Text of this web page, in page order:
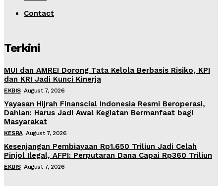
Contact
Terkini
MUI dan AMREI Dorong Tata Kelola Berbasis Risiko, KPI
dan KRI Jadi Kunci Kinerja
EKBIS August 7, 2026
Yayasan Hijrah Finanscial Indonesia Resmi Beroperasi,
Dahlan: Harus Jadi Awal Kegiatan Bermanfaat bagi
Masyarakat
KESRA August 7, 2026
Kesenjangan Pembiayaan Rp1.650 Triliun Jadi Celah
Pinjol Ilegal, AFPI: Perputaran Dana Capai Rp360 Triliun
EKBIS August 7, 2026